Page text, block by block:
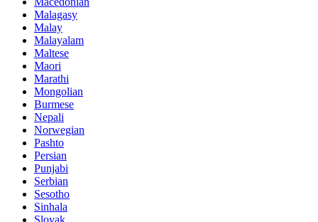
Malagasy
Malay
Malayalam
Maltese
Maori
Marathi
Mongolian
Burmese
Nepali
Norwegian
Pashto
Persian
Punjabi
Serbian
Sesotho
Sinhala